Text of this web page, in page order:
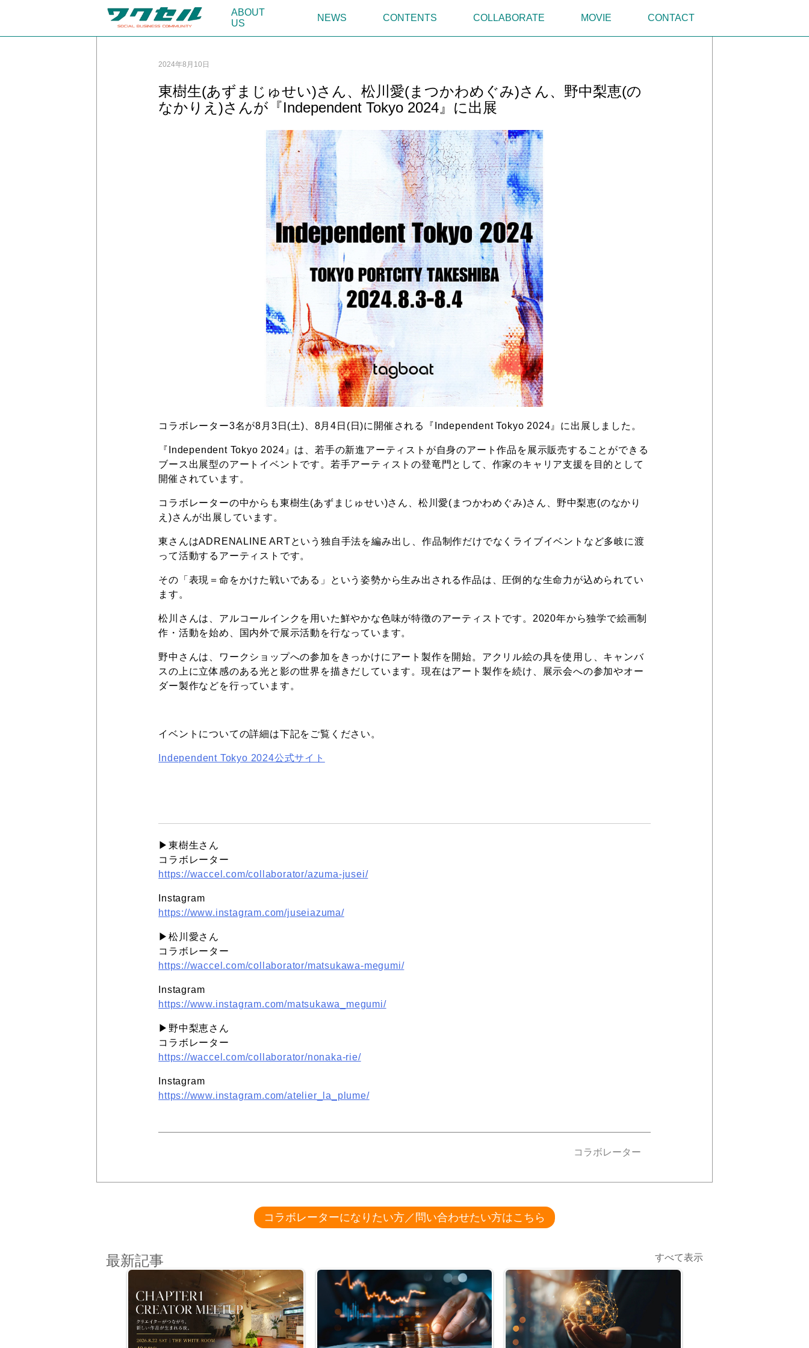
ABOUT
US
NEWS CONTENTS COLLABORATE MOVIE CONTACT
2024年8月10日
東樹生(あずまじゅせい)さん、松川愛(まつかわめぐみ)さん、野中梨恵(の
なかりえ)さんが『Independent Tokyo 2024』に出展
コラボレーター3名が8月3日(土)、8月4日(日)に開催される『Independent Tokyo 2024』に出展しました。
『Independent Tokyo 2024』は、若手の新進アーティストが自身のアート作品を展示販売することができる
ブース出展型のアートイベントです。若手アーティストの登竜門として、作家のキャリア支援を目的として
開催されています。
コラボレーターの中からも東樹生(あずまじゅせい)さん、松川愛(まつかわめぐみ)さん、野中梨恵(のなかり
え)さんが出展しています。
東さんはADRENALINE ARTという独自手法を編み出し、作品制作だけでなくライブイベントなど多岐に渡
って活動するアーティストです。
その「表現＝命をかけた戦いである」という姿勢から生み出される作品は、 圧倒的な生命力が込められてい
ます。
松川さんは、アルコールインクを用いた鮮やかな色味が特徴のアーティストです。2020年から独学で絵画制
作・活動を始め、国内外で展示活動を行なっています。
野中さんは、ワークショップへの参加をきっかけにアート製作を開始。アクリル絵の具を使用し、キャンバ
スの上に立体感のある光と影の世界を描きだしています。現在はアート製作を続け、展示会への参加やオー
ダー製作などを行っています。
イベントについての詳細は下記をご覧ください。
Independent Tokyo 2024公式サイト
▶︎東樹生さん
コラボレーター
https://waccel.com/collaborator/azuma-jusei/
Instagram
https://www.instagram.com/juseiazuma/
▶︎松川愛さん
コラボレーター
https://waccel.com/collaborator/matsukawa-megumi/
Instagram
https://www.instagram.com/matsukawa_megumi/
▶︎野中梨恵さん
コラボレーター
https://waccel.com/collaborator/nonaka-rie/
Instagram
https://www.instagram.com/atelier_la_plume/
コラボレーター
コラボレーターになりたい方／問い合わせたい方はこちら
最新記事 すべて表示